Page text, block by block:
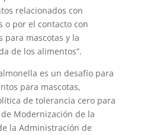
relacionados con
o por el contacto con
para mascotas y la
de los alimentos”.
es un desafío para
para mascotas,
de tolerancia cero para
Modernización de la
la Administración de